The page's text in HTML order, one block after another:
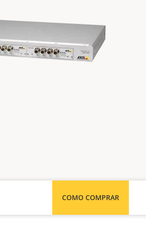
COMO COMPRAR